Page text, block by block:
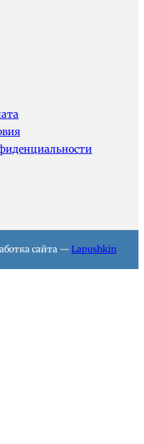
сайта — Lapushkin